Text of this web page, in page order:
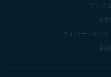
プレス
技術
ダイバーシティ
採用